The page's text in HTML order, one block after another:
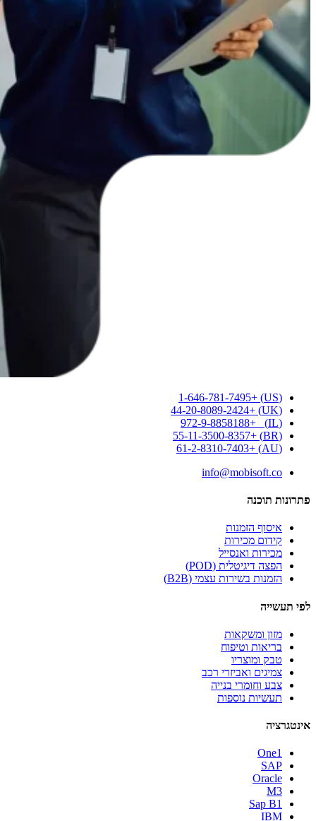
(US) +1-646-781-7495
(UK) +44-20-8089-2424
(IL) +972-9-8858188
(BR) +55-11-3500-8357
(AU) +61-2-8310-7403
info@mobisoft.co
פתרונות תוכנה
איסוף הזמנות
קידום מכירות
מכירות ואנסייל
הפצה דיגיטלית (POD)
הזמנות בשירות עצמי (B2B)
לפי תעשייה
מזון ומשקאות
בריאות וטיפוח
טבק ומוצריו
צמיגים ואביזרי רכב
צבע וחומרי בנייה
תעשיות נוספות
אינטגרציה
One1
SAP
Oracle
M3
Sap B1
IBM